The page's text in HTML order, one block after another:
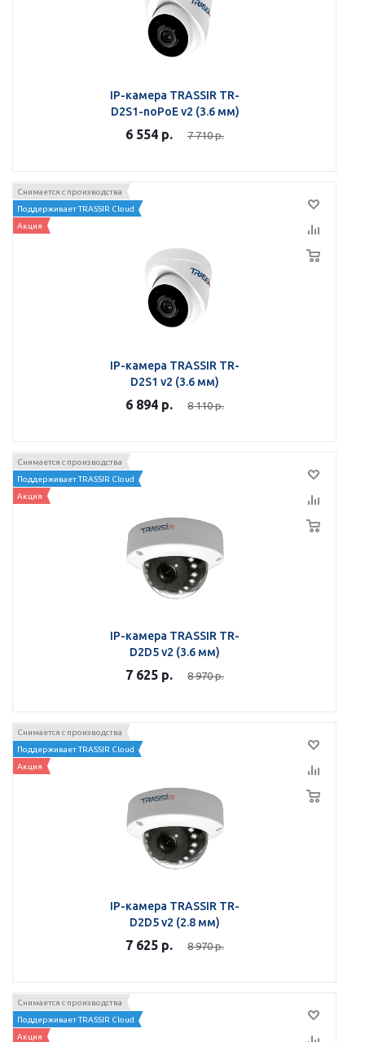
IP-камера TRASSIR TR-
D2S1-noPoE v2 (3.6 мм)
6 554 р. 7 710р.
Снимается с производства
Поддерживает TRASSIR Cloud
Акция
IP-камера TRASSIR TR-
D2S1 v2 (3.6 мм)
6 894 р. 8 110р.
Снимается с производства
Поддерживает TRASSIR Cloud
Акция
IP-камера TRASSIR TR-
D2D5 v2 (3.6 мм)
7 625 р. 8 970р.
Снимается с производства
Поддерживает TRASSIR Cloud
Акция
IP-камера TRASSIR TR-
D2D5 v2 (2.8 мм)
7 625 р. 8 970р.
Снимается с производства
Поддерживает TRASSIR Cloud
Акция